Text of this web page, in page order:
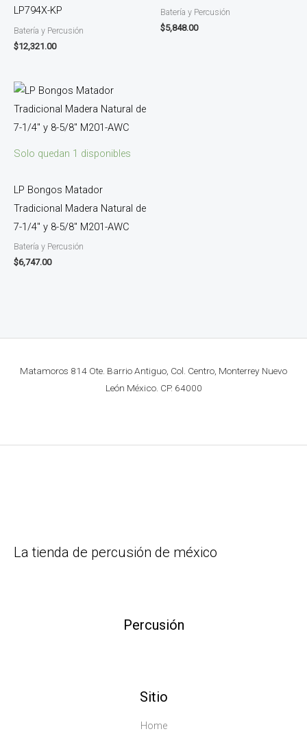
LP794X-KP
Batería y Percusión
$12,321.00
Batería y Percusión
$5,848.00
Solo quedan 1 disponibles
LP Bongos Matador
Tradicional Madera Natural de
7-1/4″ y 8-5/8″ M201-AWC
Batería y Percusión
$6,747.00
Matamoros 814 Ote. Barrio Antiguo, Col. Centro, Monterrey Nuevo
León México. CP. 64000
La tienda de percusión de méxico
Percusión
Sitio
Home